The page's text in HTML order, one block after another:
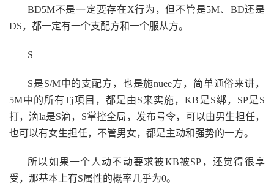
BD5M不是一定要存在X行为，但不管是5M、BD还是
DS，都一定有一个支配方和一个服从方。
S
S是S/M中的支配方，也是施nuee方，简单通俗来讲，
5M中的所有Tj项目，都是由S来实施，KB是S绑，SP是S
打，滴la是S滴，S掌控全局，发布号令，可以由男生担任，
也可以有女生担任，不管男女，都是主动和强势的一方。
所以如果一个人动不动要求被KB被SP，还觉得很享
受，那基本上有S属性的概率几乎为0。